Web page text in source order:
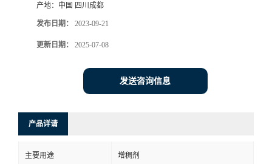
产地： 中国 四川成都
发布日期： 2023-09-21
更新日期： 2025-07-08
发送咨询信息
产品详请
主要用途 增稠剂